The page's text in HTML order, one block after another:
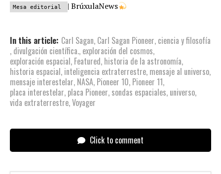
Mesa editorial | BrúxulaNews
In this article: Carl Sagan, Carl Sagan Pioneer, ciencia y filosofía
, divulgación científica., exploración del cosmos,
exploración espacial, Featured, historia de la astronomía,
historia espacial, inteligencia extraterrestre, mensaje al universo,
mensaje interestelar, NASA, Pioneer 10, Pioneer 11,
placa interestelar, placa Pioneer, sondas espaciales, universo,
vida extraterrestre,Voyager
Click to comment